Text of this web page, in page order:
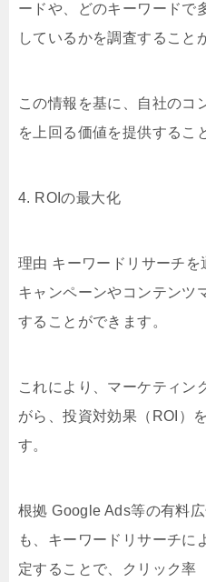
ードや、どのキーワードで
しているかを調査すること
この情報を基に、自社のコ
を上回る価値を提供するこ
4. ROIの最大化
理由 キーワードリサーチ
キャンペーンやコンテンツ
することができます。
これにより、マーケティン
がら、投資対効果（ROI）
す。
根拠 Google Ads等の有料
も、キーワードリサーチに
定することで、クリック率